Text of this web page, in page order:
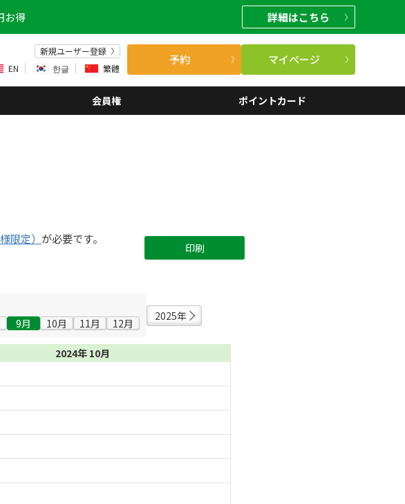
お得 詳細はこちら
新規ユーザー登録
EN
한글 繁體
予約 マイページ
会員権 ポイントカード
限定） が必要です。
印刷
9月 10月 11月 12月
2025年
2024年 10月